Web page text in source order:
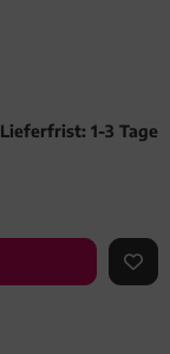
Lieferfrist: 1-3 Tage
AUF